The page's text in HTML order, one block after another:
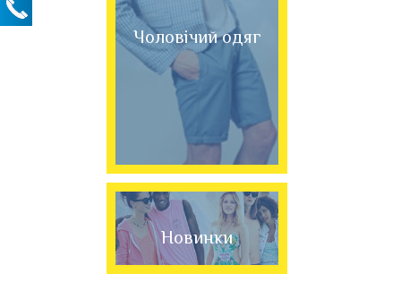
Чоловічий одяг
Новинки